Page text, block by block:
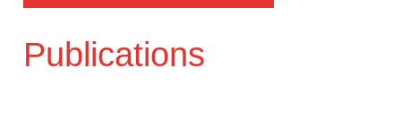
Publications